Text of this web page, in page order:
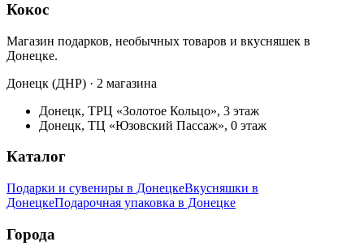
Кокос
Магазин подарков, необычных товаров и вкусняшек в
Донецке.
Донецк (ДНР) · 2 магазина
Донецк, ТРЦ «Золотое Кольцо», 3 этаж
Донецк, ТЦ «Юзовский Пассаж», 0 этаж
Каталог
Подарки и сувениры в ДонецкеВкусняшки в
ДонецкеПодарочная упаковка в Донецке
Города